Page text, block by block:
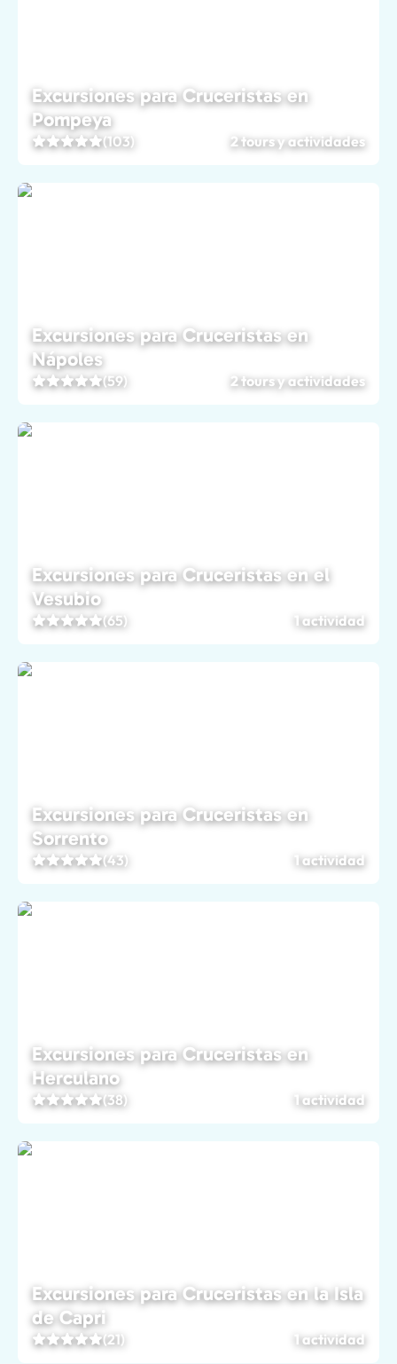
Excursiones para Cruceristas en
Pompeya
(103) 2 tours y actividades
Excursiones para Cruceristas en
Nápoles
(59) 2 tours y actividades
Excursiones para Cruceristas en el
Vesubio
(65) 1 actividad
Excursiones para Cruceristas en
Sorrento
(43) 1 actividad
Excursiones para Cruceristas en
Herculano
(38) 1 actividad
Excursiones para Cruceristas en la Isla
de Capri
(21) 1 actividad